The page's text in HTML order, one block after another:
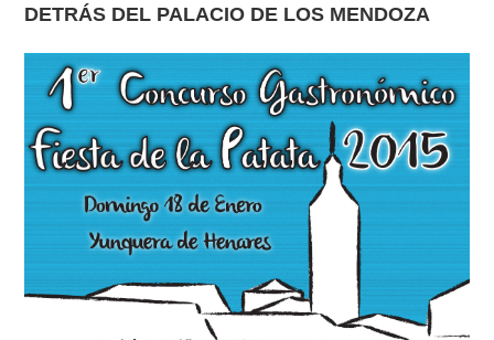
DETRÁS DEL PALACIO DE LOS MENDOZA